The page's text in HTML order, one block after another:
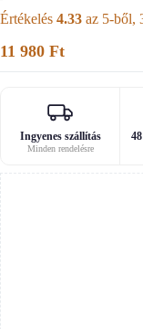
Értékelés 4.33 az 5-ből,
11 980 Ft
Ingyenes szállítás
Minden rendelésre